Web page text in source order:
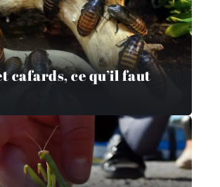
cafards, ce qu’il faut